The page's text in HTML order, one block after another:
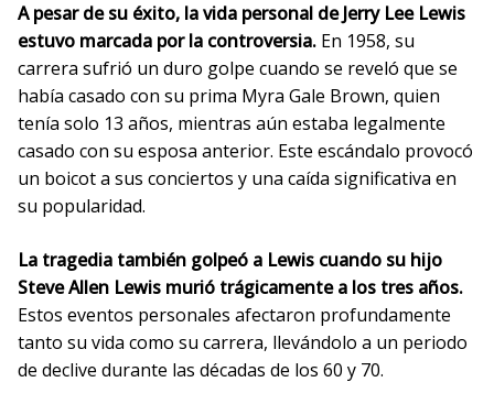
A pesar de su éxito, la vida personal de Jerry Lee Lewis
estuvo marcada por la controversia. En 1958, su
carrera sufrió un duro golpe cuando se reveló que se
había casado con su prima Myra Gale Brown, quien
tenía solo 13 años, mientras aún estaba legalmente
casado con su esposa anterior. Este escándalo provocó
un boicot a sus conciertos y una caída significativa en
su popularidad.
La tragedia también golpeó a Lewis cuando su hijo
Steve Allen Lewis murió trágicamente a los tres años.
Estos eventos personales afectaron profundamente
tanto su vida como su carrera, llevándolo a un periodo
de declive durante las décadas de los 60 y 70.